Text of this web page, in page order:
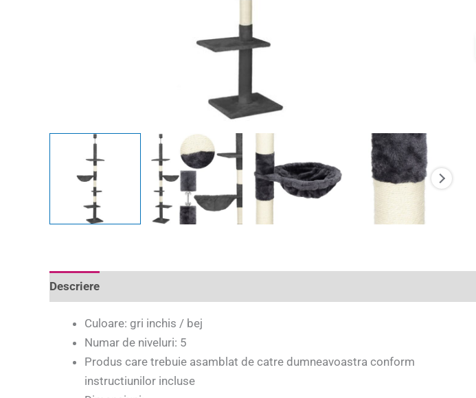
Descriere
Culoare: gri inchis / bej
Numar de niveluri: 5
Produs care trebuie asamblat de catre dumneavoastra conform
instructiunilor incluse